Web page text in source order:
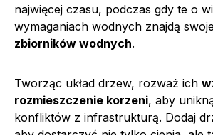
najwięcej czasu, podczas gdy te o
wymaganiach wodnych znajdą
zbiorników wodnych.
Tworząc układ drzew, rozważ ich
rozmieszczenie korzeni, aby
konfliktów z infrastrukturą. Dodaj